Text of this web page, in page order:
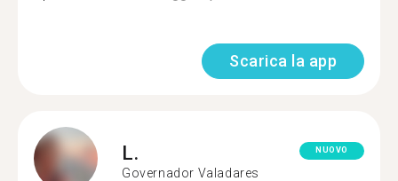
Scarica la app
L.
Governador Valadares
NUOVO